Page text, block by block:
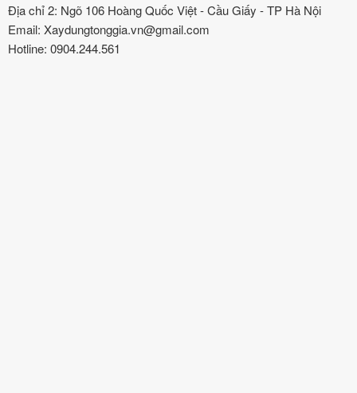
Địa chỉ 2: Ngõ 106 Hoàng Quốc Việt - Cầu Giấy - TP Hà Nội
Email: Xaydungtonggia.vn@gmail.com
Hotline: 0904.244.561